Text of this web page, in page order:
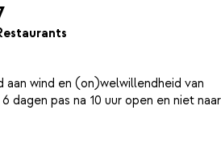
wind en (on)welwillendheid van
dagen pas na 10 uur open en niet naar